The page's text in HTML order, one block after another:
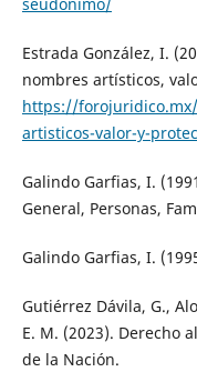
seudonimo/
Estrada González, I.
nombres artísticos,
https://
artisticos-valor-y-
Galindo Garfias, I.
General, Personas,
Galindo Garfias, I.
Gutiérrez Dávila, G.,
E. M. (2023). Derecho
de la Nación.